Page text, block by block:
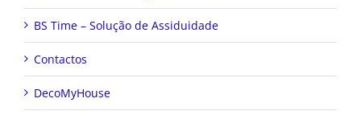
BS Time – Solução de Assiduidade
Contactos
DecoMyHouse